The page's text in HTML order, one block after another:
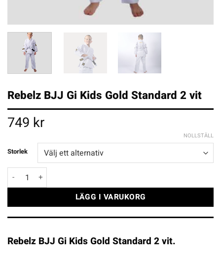
Rebelz BJJ Gi Kids Gold Standard 2 vit
749 kr
Storlek
NOLLSTÄLL
Rebelz BJJ Gi Kids Gold Standard 2 vit mängd
LÄGG I VARUKORG
Rebelz BJJ Gi Kids Gold Standard 2 vit.